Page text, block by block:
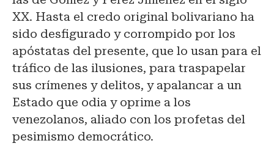
XX. Hasta el credo original bolivariano ha
sido desfigurado y corrompido por los
apóstatas del presente, que lo usan para el
tráfico de las ilusiones, para traspapelar
sus crímenes y delitos, y apalancar a un
Estado que odia y oprime a los
venezolanos, aliado con los profetas del
pesimismo democrático.